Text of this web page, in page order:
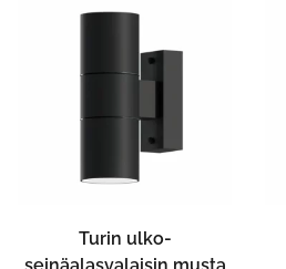
product
multiple
variants.
options
may
be
chosen
product
page
Turin ulko-